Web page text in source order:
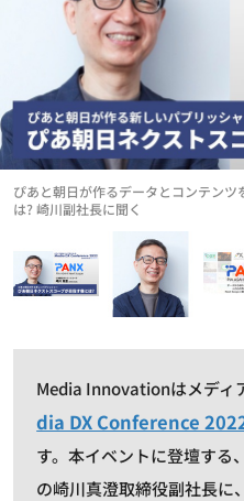
ぴあと朝日が作るデータとコンテン
は? 崎川副社長に聞く
Media Innovationはメディ
dia DX Conference
す。本イベントに登壇する
の崎川真澄取締役副社長に